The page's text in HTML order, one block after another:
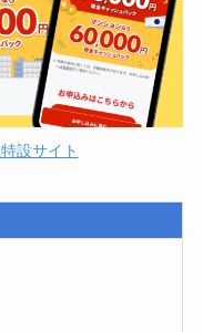
設サイト